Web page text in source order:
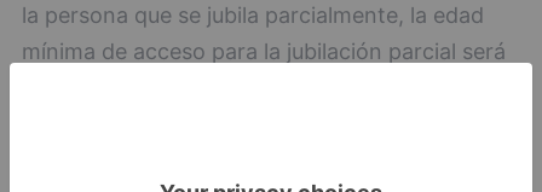
la persona que se jubila parcialmente, la edad
mínima de acceso para la jubilación parcial será